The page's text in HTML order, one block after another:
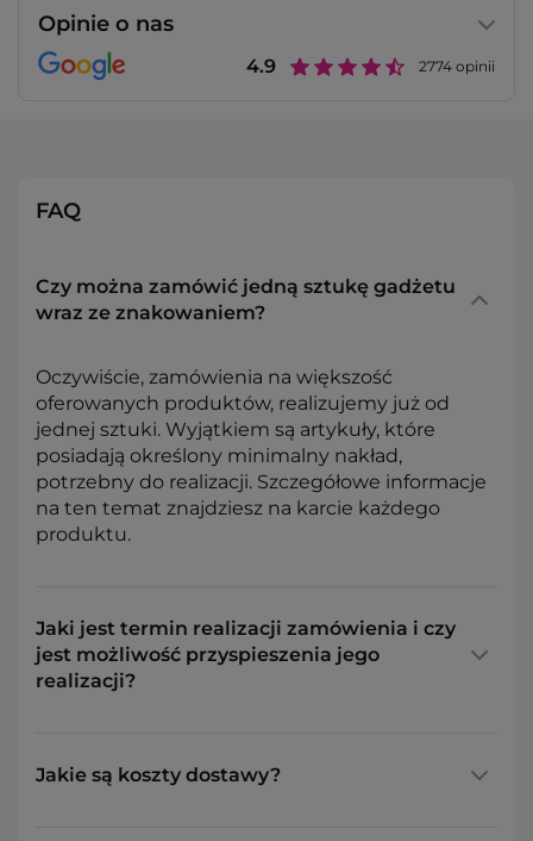
Opinie o nas
4.9 2774 opinii
FAQ
Czy można zamówić jedną sztukę gadżetu
wraz ze znakowaniem?
Oczywiście, zamówienia na większość
oferowanych produktów, realizujemy już od
jednej sztuki. Wyjątkiem są artykuły, które
posiadają określony minimalny nakład,
potrzebny do realizacji. Szczegółowe informacje
na ten temat znajdziesz na karcie każdego
produktu.
Jaki jest termin realizacji zamówienia i czy
jest możliwość przyspieszenia jego
realizacji?
Jakie są koszty dostawy?